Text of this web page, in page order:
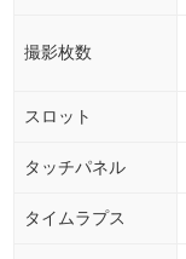
撮影枚数
スロット
タッチパネル
タイムラプス